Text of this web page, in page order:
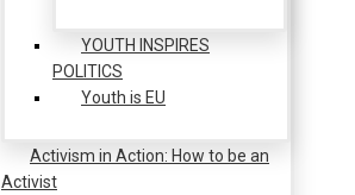
YOUTH INSPIRES
POLITICS
Youth is EU
Activism in Action: How to be an
Activist